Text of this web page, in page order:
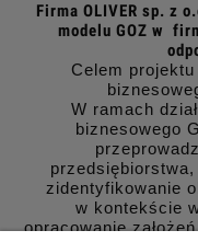
Firma OLIVER sp. z
modelu GOZ w
Celem
W ramach
biznesowego
zidentyfikowanie
w kontekście
opracowanie